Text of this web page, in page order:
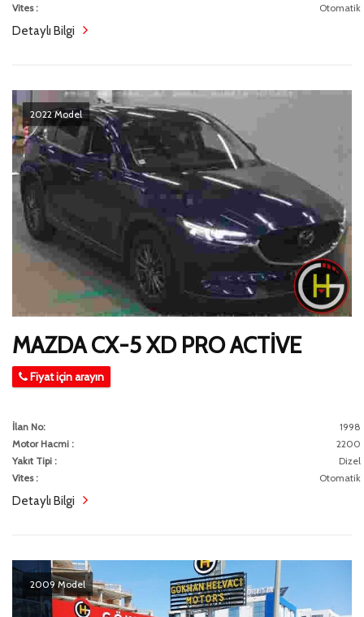
Vites :
Otomatik
Detaylı Bilgi
2022 Model
MAZDA CX-5 XD PRO ACTİVE
Fiyat için arayın
İlan No:
1998
Motor Hacmi :
2200
Yakıt Tipi :
Dizel
Vites :
Otomatik
Detaylı Bilgi
2009 Model